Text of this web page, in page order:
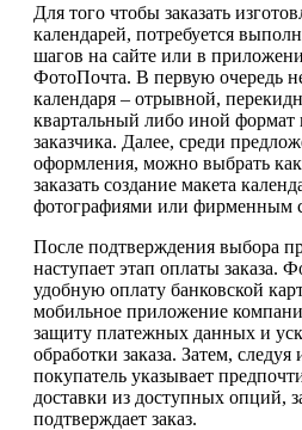
Для того чтобы заказать
календарей, потребуется
шагов на сайте или в
ФотоПочта. В первую очередь
календаря – отрывной,
квартальный либо иной формат
заказчика. Далее, среди
оформления, можно выбрать
заказать создание макета
фотографиями или фирменным
После подтверждения выбора
наступает этап оплаты заказа.
удобную оплату банковской
мобильное приложение
защиту платежных данных и
обработки заказа. Затем,
покупатель указывает
доставки из доступных опций,
подтверждает заказ.